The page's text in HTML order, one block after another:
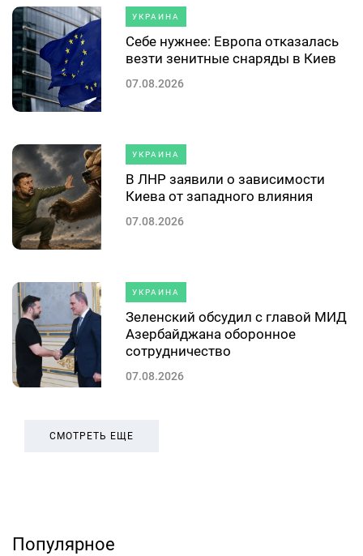
УКРАИНА
Себе нужнее: Европа отказалась
везти зенитные снаряды в Киев
07.08.2026
УКРАИНА
В ЛНР заявили о зависимости
Киева от западного влияния
07.08.2026
УКРАИНА
Зеленский обсудил с главой МИД
Азербайджана оборонное
сотрудничество
07.08.2026
СМОТРЕТЬ ЕЩЕ
Популярное